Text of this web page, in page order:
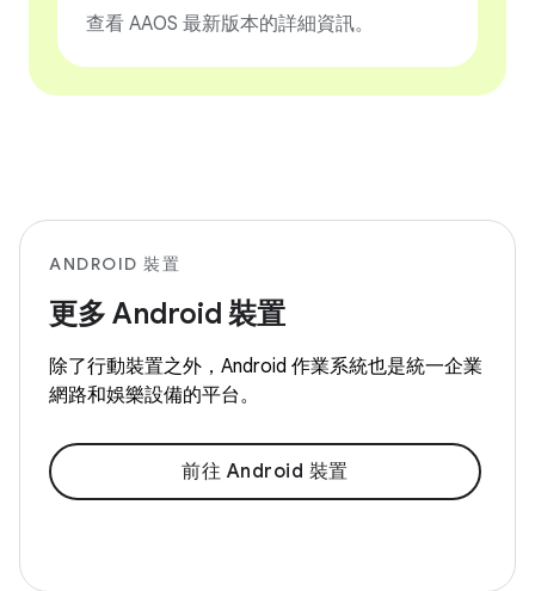
查看 AAOS 最新版本的詳細資訊。
ANDROID 裝置
更多 Android 裝置
除了行動裝置之外，Android 作業系統也是統一企業
網路和娛樂設備的平台。
前往 Android 裝置